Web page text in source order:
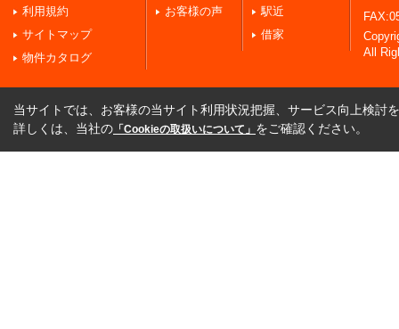
利用規約
サイトマップ
物件カタログ
お客様の声
駅近
借家
All
当サイトでは、お客様の当サイト利用状況把握、サービス向上検討
詳しくは、当社の 「Cookieの取扱いについて」 をご確認ください。